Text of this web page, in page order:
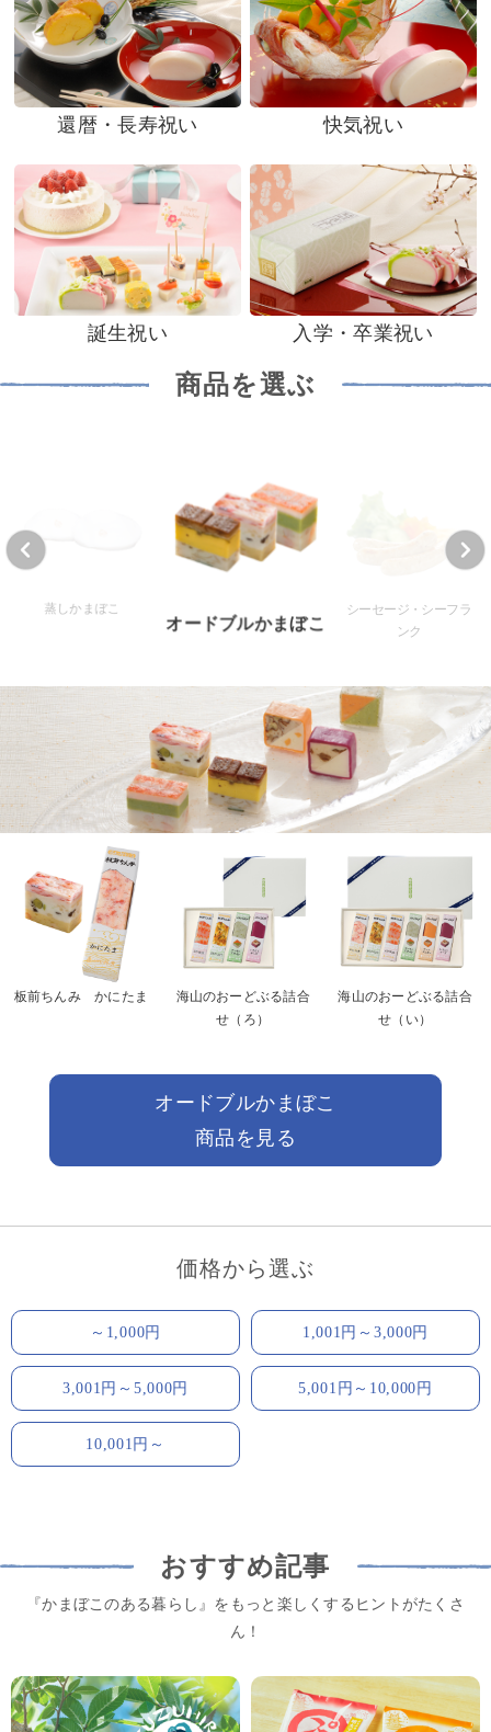
還暦・長寿祝い 快気祝い
誕生祝い 入学・卒業祝い
商品を選ぶ
蒸しかまぼこ
オードブルかまぼこ
シーセージ・シーフラ
ンク
板前ちんみ かにたま
海山のおーどぶる詰合
せ（ろ）
海山のおーどぶる詰合
せ（い）
オードブルかまぼこ
商品を見る
価格から選ぶ
～1,000円 1,001円～3,000円
3,001円～5,000円 5,001円～10,000円
10,001円～
おすすめ記事
『かまぼこのある暮らし』をもっと楽しくするヒントがたくさ
ん！